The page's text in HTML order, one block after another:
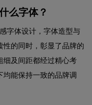
么字体？
字体设计，字体造型与
性的同时，彰显了品牌的
细及间距都经过精心考
均能保持一致的品牌调